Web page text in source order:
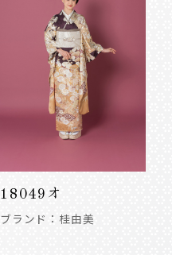
18049オ
ブランド：桂由美